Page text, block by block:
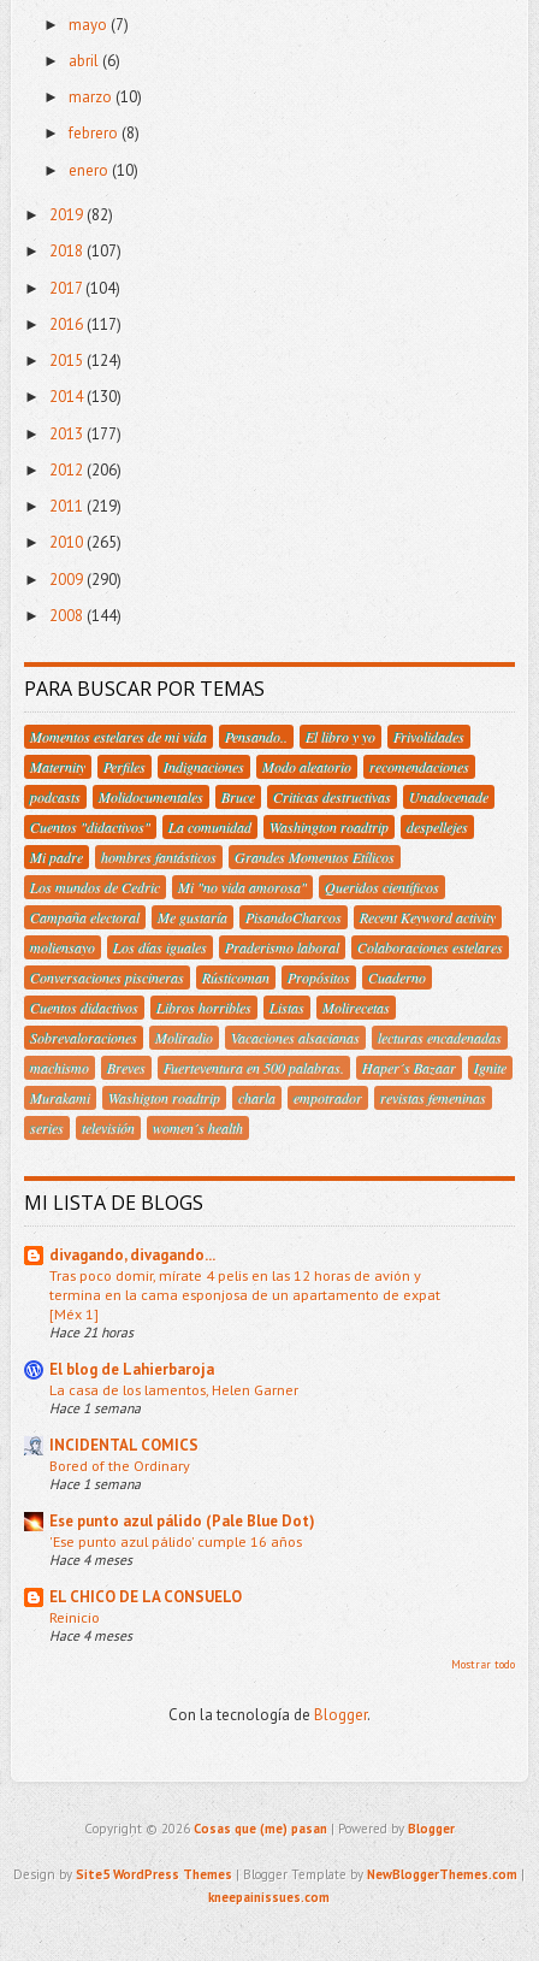
► mayo (7)
► abril(6)
► marzo (10)
►febrero (8)
► enero (10)
► 2019 (82)
► 2018 (107)
► 2017 (104)
► 2016 (117)
► 2015 (124)
► 2014(130)
► 2013 (177)
► 2012 (206)
► 2011 (219)
► 2010 (265)
► 2009 (290)
► 2008 (144)
PARA BUSCAR POR TEMAS
Momentos estelares de mi vida Pensando.. El libro y yo
Frivolidades
Maternity
Perfiles Indignaciones Modo aleatorio
recomendaciones
podcasts
Molidocumentales Bruce Criticas destructivas
Unadocenade
Cuentos "didactivos"
La comunidad Washington roadtrip
despellejes
Mi padre
hombres fantásticos
Grandes Momentos Etílicos
Los mundos de Cedric
Mi "no vida amorosa"
Queridos científicos
Campaña electoral
Me gustaría PisandoCharcos
Recent Keyword activity
moliensayo
Los días iguales Praderismo laboral
Colaboraciones estelares
Conversaciones piscineras
Rústicoman Propósitos
Cuaderno
Cuentos didactivos
Libros horribles Listas
Molirecetas
Sobrevaloraciones
Moliradio Vacaciones alsacianas
lecturas encadenadas
machismo
Breves Fuerteventura en 500 palabras. Haper´s Bazaar
Ignite
Murakami
Washigton roadtrip charla empotrador
revistas femeninas
series
televisión women´s health
MI LISTA DE BLOGS
divagando, divagando...
Tras poco domir, mírate 4 pelis en las 12 horas de avión y
termina en la cama esponjosa de un apartamento de expat
[Méx 1]
Hace 21 horas
El blog de Lahierbaroja
La casa de los lamentos, Helen Garner
Hace 1 semana
INCIDENTAL COMICS
Bored of the Ordinary
Hace 1 semana
Ese punto azul pálido (Pale Blue Dot)
'Ese punto azul pálido' cumple 16 años
Hace 4 meses
EL CHICO DE LA CONSUELO
Reinicio
Hace 4 meses
Mostrar todo
Con la tecnología de Blogger.
Copyright © 2026 Cosas que (me) pasan| Powered byBlogger
Design bySite5 WordPress Themes | Blogger Template byNewBloggerThemes.com |
kneepainissues.com